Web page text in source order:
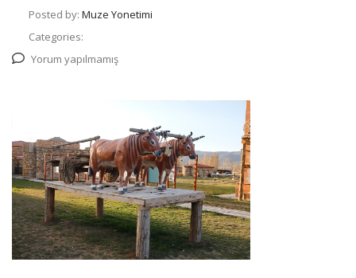
Posted by: Muze Yonetimi
Categories:
Yorum yapılmamış